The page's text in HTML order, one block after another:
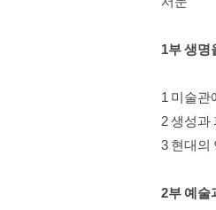
1부 생명
1 미술관
2 생성과
3 현대의
2부 예술